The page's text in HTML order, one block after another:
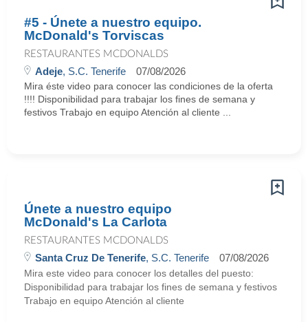
#5 - Únete a nuestro equipo.
McDonald's Torviscas
RESTAURANTES MCDONALDS
Adeje, S.C. Tenerife 07/08/2026
Mira éste video para conocer las condiciones de la oferta
!!!! Disponibilidad para trabajar los fines de semana y
festivos Trabajo en equipo Atención al cliente ...
Únete a nuestro equipo
McDonald's La Carlota
RESTAURANTES MCDONALDS
Santa Cruz De Tenerife, S.C. Tenerife 07/08/2026
Mira este video para conocer los detalles del puesto:
Disponibilidad para trabajar los fines de semana y festivos
Trabajo en equipo Atención al cliente